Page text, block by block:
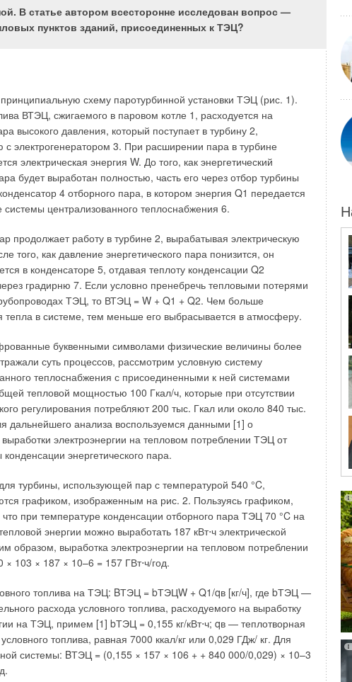
В статье автором всесторонне исследован вопрос —
пунктов зданий, присоединенных к ТЭЦ?
схему паротурбинной установки ТЭЦ (рис. 1).
ВТЭЦ, сжигаемого в паровом котле 1, расходуется на
высокого давления, который поступает в турбину 2,
с электрогенератором 3. При расширении пара в турбине
электрическая энергия W. До того, как энергетический
будет выработан полностью, часть его через отбор турбины
4 отборного пара, в котором энергия Q1 передается
системы централизованного теплоснабжения 6.
продолжает работу в турбине 2, вырабатывая электрическую
того, как давление энергетического пара понизится, он
в конденсаторе 5, отдавая теплоту конденсации Q2
градирню 7. Если условно пренебречь тепловыми потерями
ТЭЦ, то ВТЭЦ = W + Q1 + Q2. Чем больше
тепла в системе, тем меньше его выбрасывается в атмосферу.
буквенными символами физические величины более
суть процессов, рассмотрим условную систему
теплоснабжения с присоединенными к ней системами
тепловой мощностью 100 Гкал/ч, которые при отсутствии
регулирования потребляют 200 тыс. Гкал или около 840 тыс.
дальнейшего анализа воспользуемся данными [1] о
электроэнергии на тепловом потреблении ТЭЦ от
энергетического пара.
турбины, использующей пар с температурой 540 °C,
графиком, изображенным на рис. 2. Пользуясь графиком,
при температуре конденсации отборного пара ТЭЦ 70 °C на
энергии можно выработать 187 кВт⋅ч электрической
образом, выработка электроэнергии на тепловом потреблении
× 103 × 187 × 10–6 = 157 ГВт⋅ч/год.
топлива на ТЭЦ: BТЭЦ = bТЭЦW + Q1/qв [кг/ч], где bТЭЦ —
расхода условного топлива, расходуемого на выработку
на ТЭЦ, примем [1] bТЭЦ = 0,155 кг/кВт⋅ч; qв — теплотворная
топлива, равная 7000 ккал/кг или 0,029 ГДж/ кг. Для
системы: BТЭЦ = (0,155 × 157 × 106 + + 840 000/0,029) × 10–3
хотелось бы упомянуть о том опыте, который автору удалось
полностью ознакомиться с европейской системой только по
документам. На формирование отдельных стандартов серьезное
оказала история.
специалисты разных стран в силу национальных различий под одними и
понятиями понимают несколько разные вещи. Одно и то же понятие в
может трактоваться по-разному. Например, измерения и
для одного и того же материала могут проводиться разными способами,
на положениях предыдущего национального стандарта. Эти
можно выяснить и разрешить только при личном участии в
участие в переговорах позволяет получить полную картину о событиях,
различия в области газового оборудования проявляются из-за
представителя вашей страны на переговорах могут быть приняты такие
которые сделают невозможным применение продукта в соответствии с
стандартом.
интересы защищаются только в ходе обсуждения т.н.
стандарта». После выпуска стандарта, в процессе
ввода можно уже говорить лишь о специальном
исходили и исходят из знакомых для них национальных
норм. Поэтому может появиться риск по технике
при применении стандартов EN в странах с отличными
инсталляционными нормами.
разработки стандартов EN исходят из того, что предприятие
обеспечивает газоснабжение между минимальным и
давлением, и в стандарты EN не включены такие испытания,
современная практика установки газового оборудования в
с европейскими нормами пуска в эксплуатацию.
венгерские законы и постановления в большинстве случаев
директивам, однако существуют значительные
с различием в трактовке и понимании некоторых
придерживаться: вывод на рынок (продажа) газового
со знаком СЕ в рамках ЕС является регулированным, однако
газового оборудования необходимо регулировать на
уровне.
маркированное знаком СЕ в системе оценки